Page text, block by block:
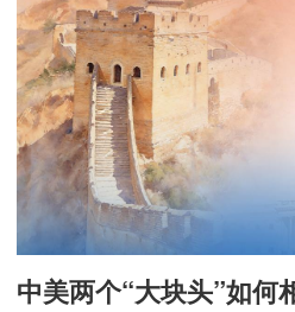
中美两个“大块头”如何